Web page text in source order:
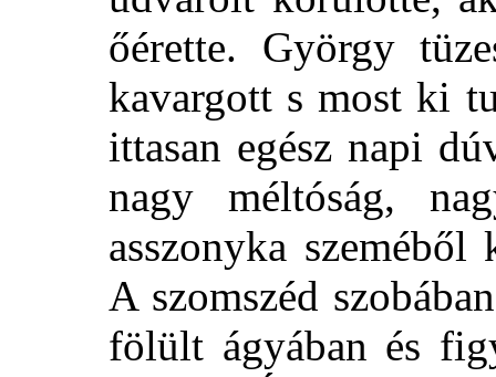
őérette. György
kavargott s most ki
ittasan egész napi
nagy méltóság,
asszonyka
A szomszéd
fölült ágyában és